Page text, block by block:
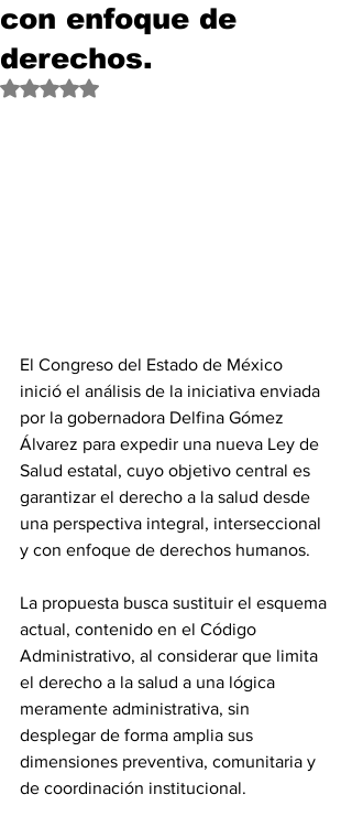
con enfoque de
derechos.
Obtuvo NaN de 5 estrellas.
El Congreso del Estado de México
inició el análisis de la iniciativa enviada
por la gobernadora Delfina Gómez
Álvarez para expedir una nueva Ley de
Salud estatal, cuyo objetivo central es
garantizar el derecho a la salud desde
una perspectiva integral, interseccional
y con enfoque de derechos humanos.
La propuesta busca sustituir el esquema
actual, contenido en el Código
Administrativo, al considerar que limita
el derecho a la salud a una lógica
meramente administrativa, sin
desplegar de forma amplia sus
dimensiones preventiva, comunitaria y
de coordinación institucional.